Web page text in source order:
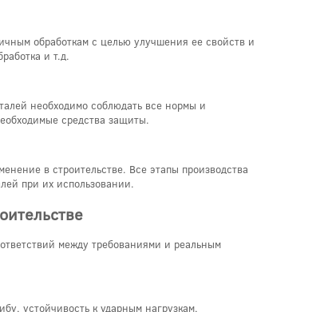
обработкам с целью улучшения ее свойств и
и т.д.
необходимо соблюдать все нормы и
средства защиты.
в строительстве. Все этапы производства
при их использовании.
между требованиями и реальным
устойчивость к ударным нагрузкам,